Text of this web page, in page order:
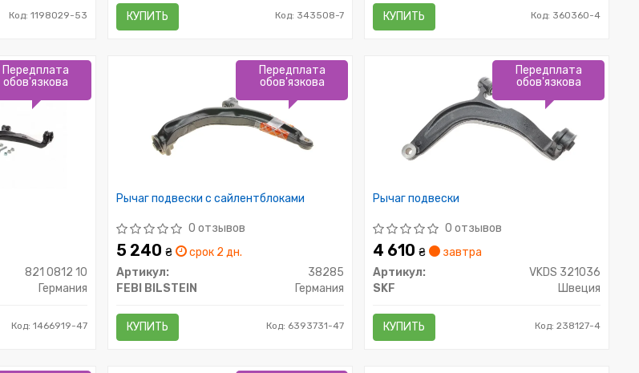
Код: 1198029-53 КУПИТЬ Код: 343508-7 КУПИТЬ Код: 360360-4
821 0812 10
Германия
Код: 1466919-47
Передплата
обов'язкова
Рычаг подвески с сайлентблоками
0 отзывов
5 240₴
срок 2 дн.
Артикул:
38285
FEBI BILSTEIN
Германия
КУПИТЬ Код: 6393731-47
Передплата
обов'язкова
Рычаг подвески
0 отзывов
4 610₴
завтра
Артикул:
VKDS 321036
SKF
Швеция
КУПИТЬ Код: 238127-4
Передплата
обов'язкова